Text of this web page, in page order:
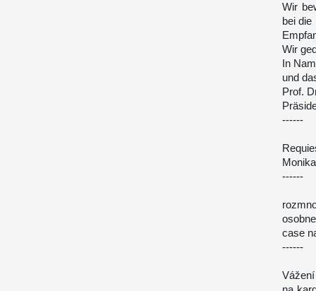
Wir
bei die
Wir
In
und
Prof.
------
------
case
------